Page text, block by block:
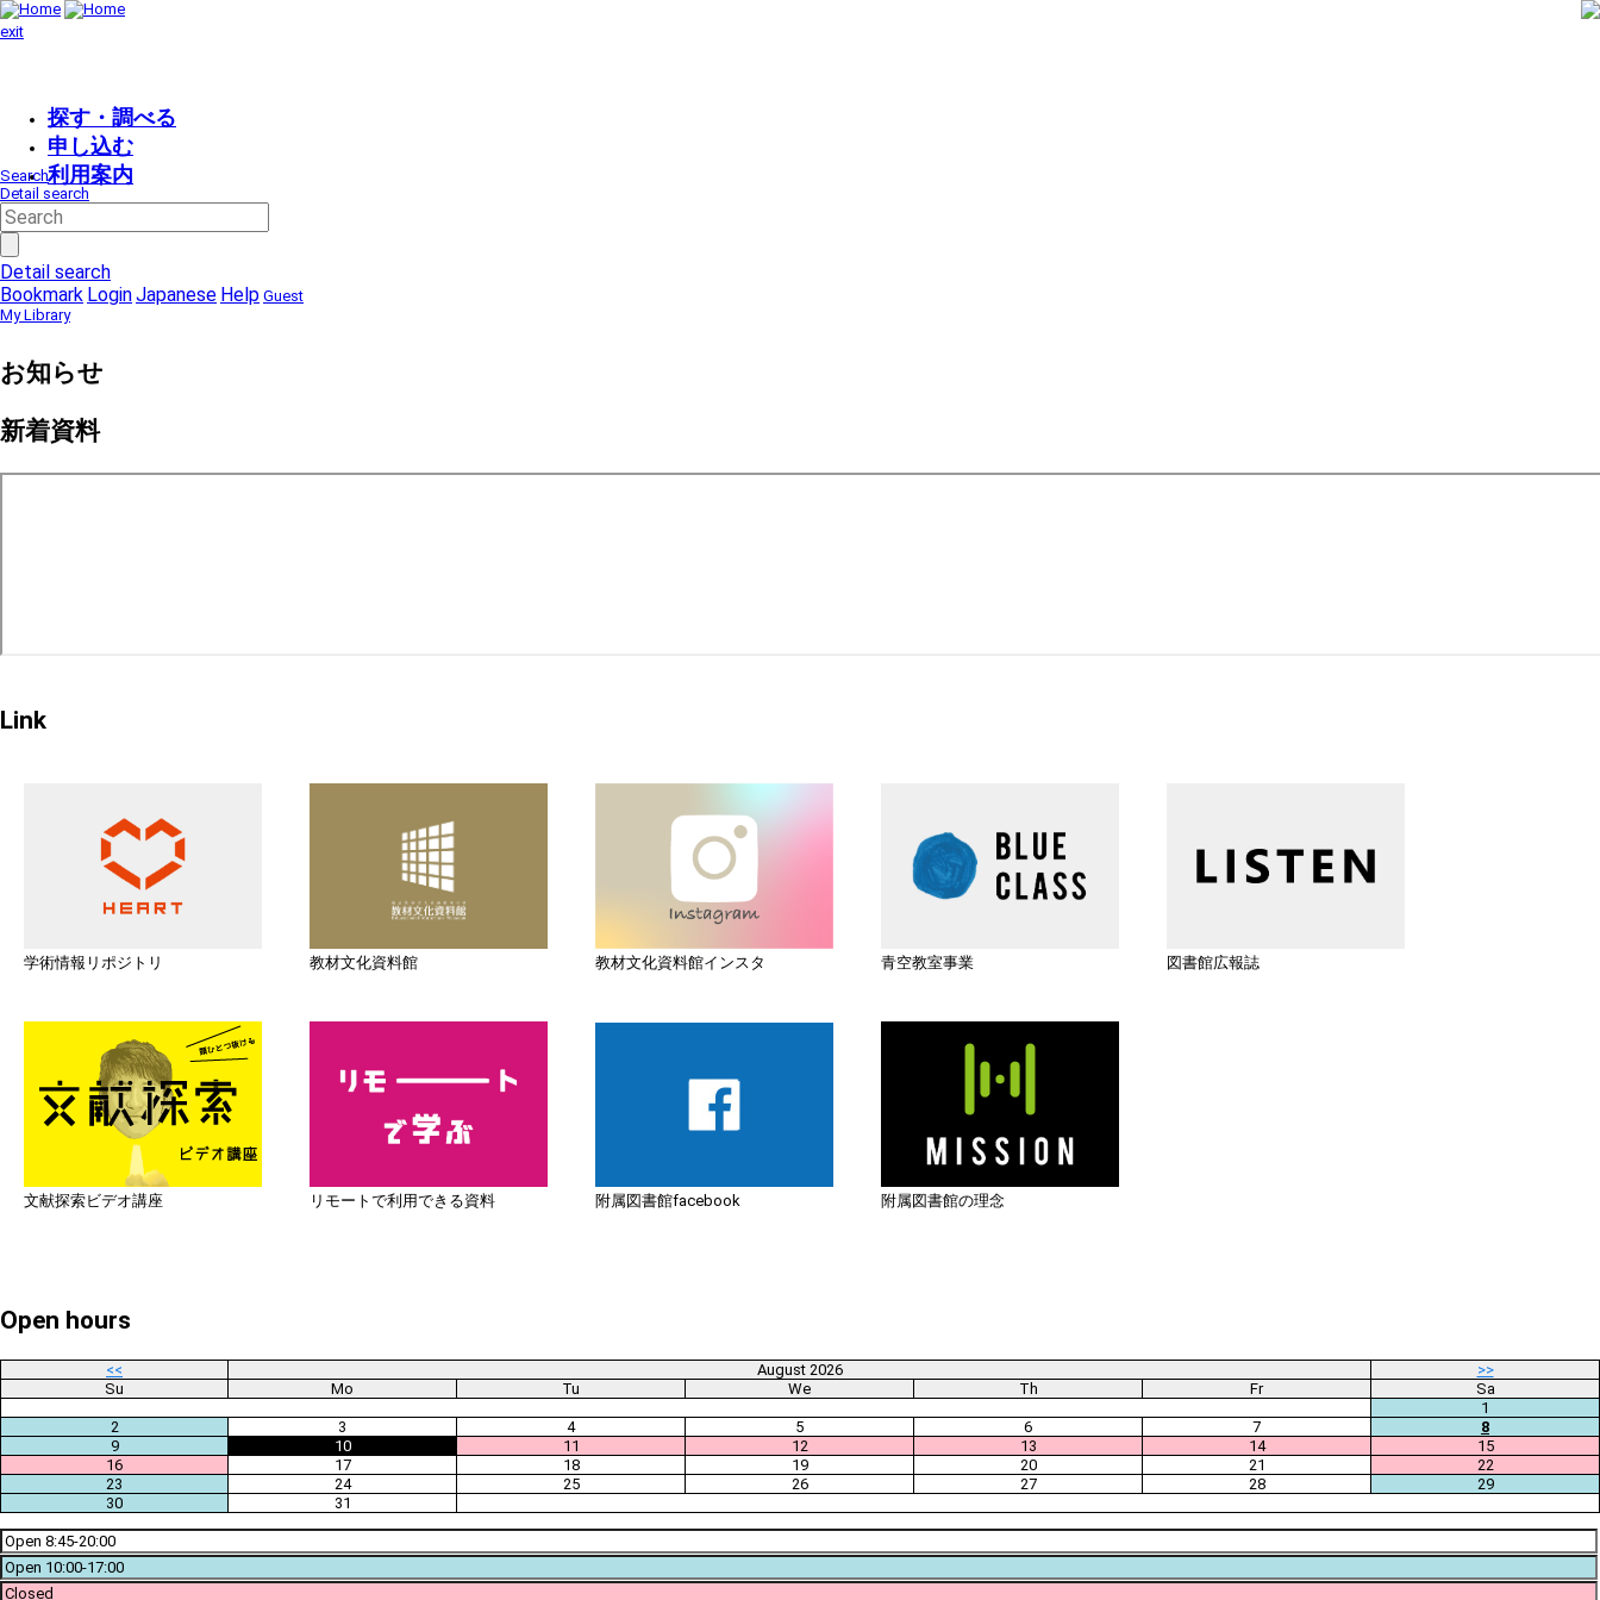
exit
探す・調べる
申し込む
利用案内
Search
Detail search
Detail search
Bookmark LoginJapanese Help Guest
My Library
お知らせ
新着資料
Link
学術情報リポジトリ 教材文化資料館 教材文化資料館インスタ 青空教室事業 図書館広報誌
文献探索ビデオ講座 リモートで利用できる資料 附属図書館facebook 附属図書館の理念
Open hours
<< August 2026
>>
Su
Mo Tu We Th Fr
Sa
1
2
3 4 5 6 7
8
9
10 11 12 13 14
15
16
17 18 19 20 21
22
23
24 25 26 27 28
29
30
31